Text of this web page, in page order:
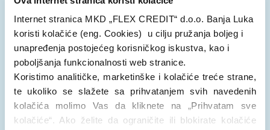
Internet stranica MKD „FLEX CREDIT“ d.o.o. Banja Luka
koristi kolačiće (eng. Cookies) u cilju pružanja boljeg i
unapređenja postojećeg korisničkog iskustva, kao i
poboljšanja funkcionalnosti web stranice.
Koristimo analitičke, marketinške i kolačiće treće strane,
te ukoliko se slažete sa prihvatanjem svih navedenih
kolačića molimo Vas da kliknete na „Prihvatam sve
kolačiće“. Ako želite da ograničite ili blokirate kolačiće
Moram li platiti naknadu za prijevremenu otplatu
kredita?
Da li imam dodatnih troškova?